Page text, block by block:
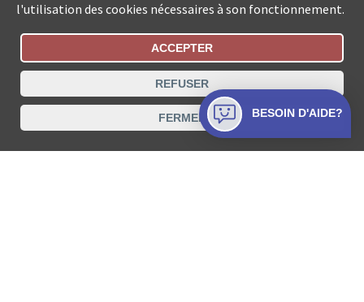
Statut De La Commande
Recherche des offices de Suisse
Protection des données Mentions légales
Conditions d’utilisation Contact
l'utilisation des cookies nécessaires à son fonctionnement.
ACCEPTER
REFUSER
FERMER BESOIN D'AIDE?